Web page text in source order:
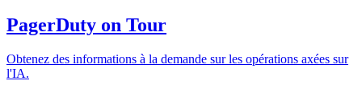
PagerDuty on Tour
Obtenez des informations à la demande sur les opérations axées sur
l'IA.